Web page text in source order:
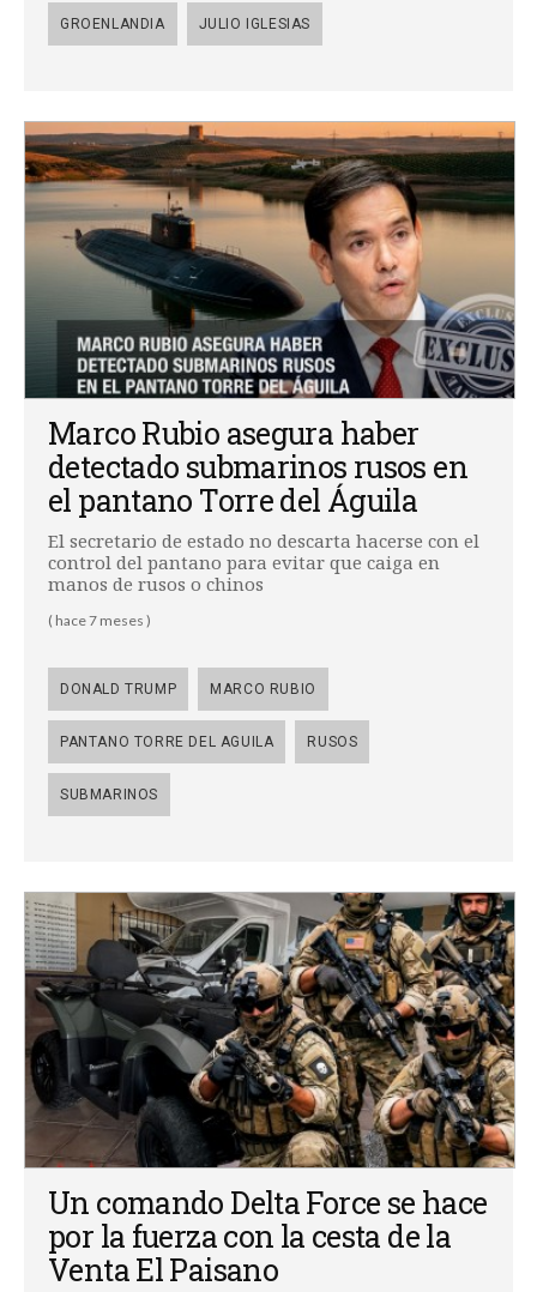
GROENLANDIA JULIO IGLESIAS
Marco Rubio asegura haber
detectado submarinos rusos en
el pantano Torre del Águila
El secretario de estado no descarta hacerse con el
control del pantano para evitar que caiga en
manos de rusos o chinos
( hace 7 meses )
DONALD TRUMP MARCO RUBIO
PANTANO TORRE DEL AGUILA RUSOS
SUBMARINOS
Un comando Delta Force se hace
por la fuerza con la cesta de la
Venta El Paisano